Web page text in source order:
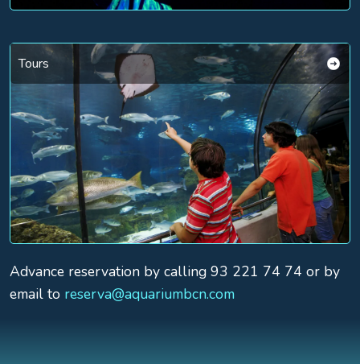
Tours
Advance reservation by calling 93 221 74 74 or by
email to reserva@aquariumbcn.com